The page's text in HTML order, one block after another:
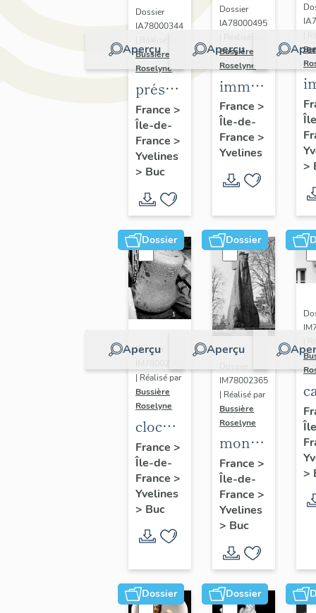
Aperçu
Dossier
IA78000344
Bussière
Roselyne
présentation
de la
commune
de Buc
France >
Île-de-
France >
Yvelines
> Buc
Aperçu
Dossier
IA78000495
Bussière
Roselyne
immeubles,
maisons,
fermes
France >
Île-de-
France >
Yvelines
>
Dossier
Aperçu
Dossier
| Réalisé par
Bussière
Roselyne
cloche
dite
Louise
Auguste
Adélaïde
France >
Île-de-
France >
Yvelines
> Buc
Dossier
Aperçu
IM78002365
| Réalisé par
Bussière
Roselyne
monument
funéraire
de
Jean
Casale
France >
Île-de-
France >
Yvelines
> Buc
>
Dossier Dossier